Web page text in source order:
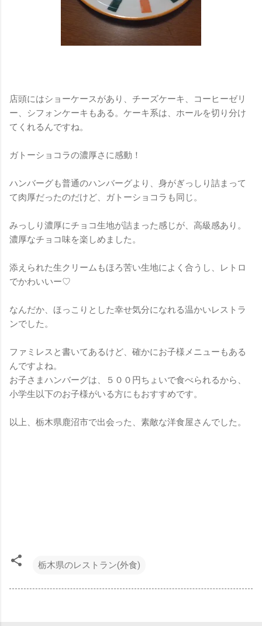
店頭にはショーケースがあり、チーズケーキ、コーヒーゼリ
ー、シフォンケーキもある。ケーキ系は、ホールを切り分け
てくれるんですね。
ガトーショコラの濃厚さに感動！
ハンバーグも普通のハンバーグより、身がぎっしり詰まって
て肉厚だったのだけど、ガトーショコラも同じ。
みっしり濃厚にチョコ生地が詰まった感じが、高級感あり。
濃厚なチョコ味を楽しめました。
添えられた生クリームもほろ苦い生地によく合うし、レトロ
でかわいいー♡
なんだか、ほっこりとした幸せ気分になれる温かいレストラ
ンでした。
ファミレスと書いてあるけど、確かにお子様メニューもある
んですよね。
お子さまハンバーグは、５００円ちょいで食べられるから、
小学生以下のお子様がいる方にもおすすめです。
以上、栃木県鹿沼市で出会った、素敵な洋食屋さんでした。
栃木県のレストラン(外食)